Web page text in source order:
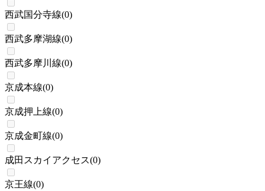
西武国分寺線(0)
西武多摩湖線(0)
西武多摩川線(0)
京成本線(0)
京成押上線(0)
京成金町線(0)
成田スカイアクセス(0)
京王線(0)